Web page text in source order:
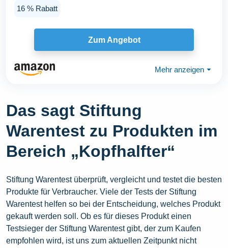
16 % Rabatt
Zum Angebot
Mehr anzeigen ⏷
Das sagt Stiftung
Warentest zu Produkten im
Bereich „Kopfhalfter“
Stiftung Warentest überprüft, vergleicht und testet die besten
Produkte für Verbraucher. Viele der Tests der Stiftung
Warentest helfen so bei der Entscheidung, welches Produkt
gekauft werden soll. Ob es für dieses Produkt einen
Testsieger der Stiftung Warentest gibt, der zum Kaufen
empfohlen wird, ist uns zum aktuellen Zeitpunkt nicht